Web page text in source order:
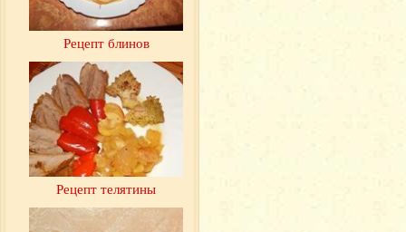
Рецепт блинов
Рецепт телятины